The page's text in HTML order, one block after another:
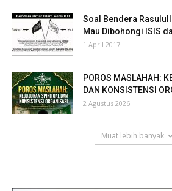
Soal Bendera
Mau Dibohongi ISIS
1 April 2017
POROS MASLAHAH:
DAN KONSISTENSI
2 Agustus 2026
Muat lebih banyak